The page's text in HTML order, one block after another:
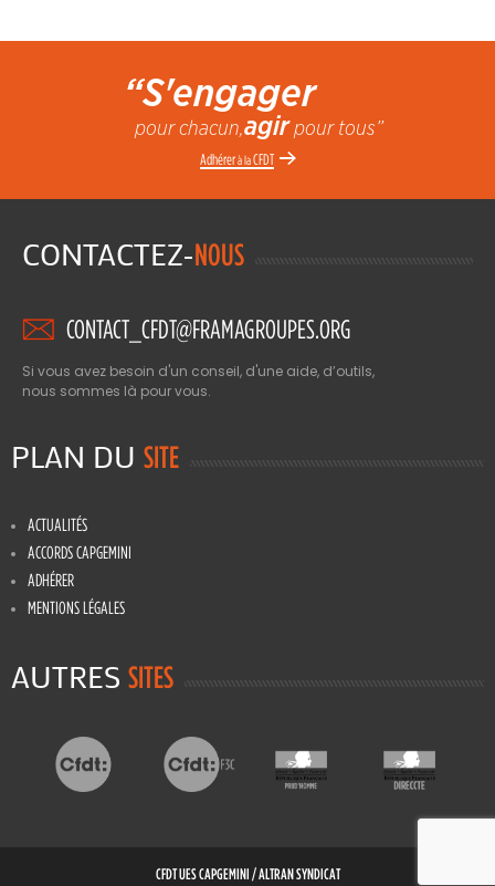
“S'engager
pour chacun,agirpour tous”
Adhérerà laCFDT
CONTACTEZ-NOUS
CONTACT_CFDT@FRAMAGROUPES.ORG
Si vous avez besoin d'un conseil, d'une aide, d’outils,
nous sommes là pour vous.
PLAN DU SITE
ACTUALITÉS
ACCORDS CAPGEMINI
ADHÉRER
MENTIONS LÉGALES
AUTRES SITES
CFDT UES CAPGEMINI / ALTRAN SYNDICAT